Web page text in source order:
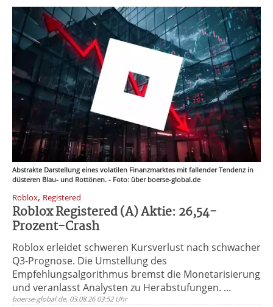
Abstrakte Darstellung eines volatilen Finanzmarktes mit fallender Tendenz in
düsteren Blau- und Rottönen. - Foto: über boerse-global.de
Roblox, Registered
Roblox Registered (A) Aktie: 26,54-
Prozent-Crash
Roblox erleidet schweren Kursverlust nach schwacher
Q3-Prognose. Die Umstellung des
Empfehlungsalgorithmus bremst die Monetarisierung
und veranlasst Analysten zu Herabstufungen. ...
boerse-global.de, 03.08.26 03:52 Uhr